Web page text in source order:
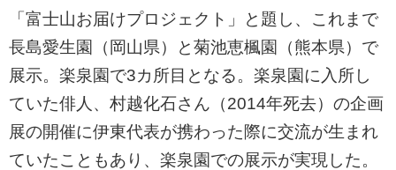
「富士山お届けプロジェクト」と題し、これまで
長島愛生園（岡山県）と菊池恵楓園（熊本県）で
展示。楽泉園で3カ所目となる。楽泉園に入所し
ていた俳人、村越化石さん（2014年死去）の企画
展の開催に伊東代表が携わった際に交流が生まれ
ていたこともあり、楽泉園での展示が実現した。